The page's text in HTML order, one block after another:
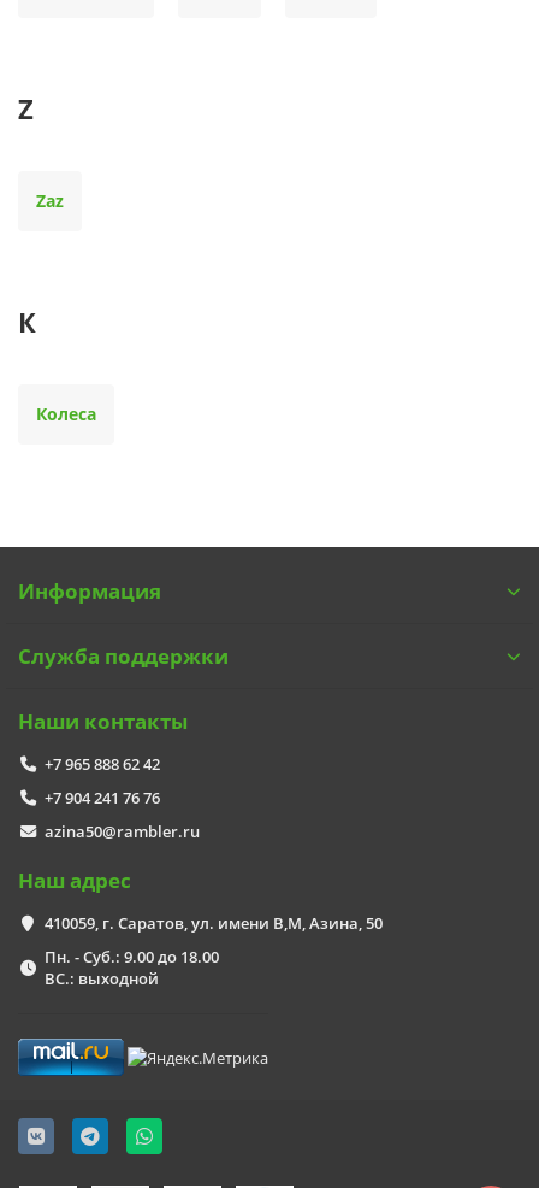
Z
Zaz
К
Колеса
Информация
Служба поддержки
Наши контакты
+7 965 888 62 42
+7 904 241 76 76
azina50@rambler.ru
Наш адрес
410059, г. Саратов, ул. имени В,М, Азина, 50
Пн. - Суб.: 9.00 до 18.00
ВС.: выходной